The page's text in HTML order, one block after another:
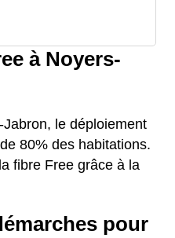
à Noyers-
le déploiement
80% des habitations.
fibre Free grâce à la
pour